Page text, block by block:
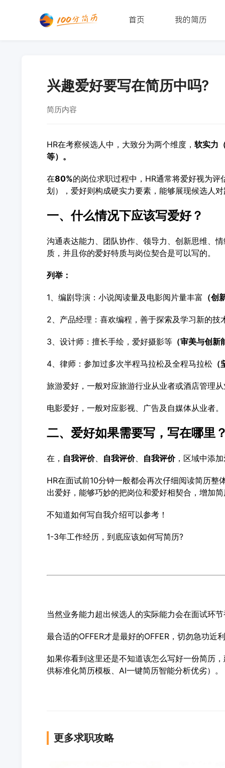
首页 我的简历
兴趣爱好要写在简历中吗?
简历内容
HR在考察候选人中，大致分为两个维度， 软实力
等）。
在80%的岗位求职过程中，HR通常将爱好视为评
划），爱好则构成硬实力要素，能够展现候选人
一、什么情况下应该写爱好？
沟通表达能力、团队协作、领导力、创新思维、
质，并且你的爱好特质与岗位契合是可以写的。
列举：
1、编剧导演：小说阅读量及电影阅片量丰富 （创
2、产品经理：喜欢编程，善于探索及学习新的技
3、设计师：擅长手绘，爱好摄影等（审美与创新
4、律师：参加过多次半程马拉松及全程马拉松（
旅游爱好，一般对应旅游行业从业者或酒店管理
电影爱好，一般对应影视、广告及自媒体从业者。
二、爱好如果需要写，写在哪里
在， 自我评价、 自我评价、 自我评价，区域中添
HR在面试前10分钟一般都会再次仔细阅读简历整
出爱好，能够巧妙的把岗位和爱好相契合，增加
不知道如何写自我介绍可以参考！
1-3年工作经历，到底应该如何写简历?
当然业务能力超出候选人的实际能力会在面试环
最合适的OFFER才是最好的OFFER，切勿急功近
如果你看到这里还是不知道该怎么写好一份简历
供标准化简历模板、AI一键简历智能分析优劣）。
更多求职攻略